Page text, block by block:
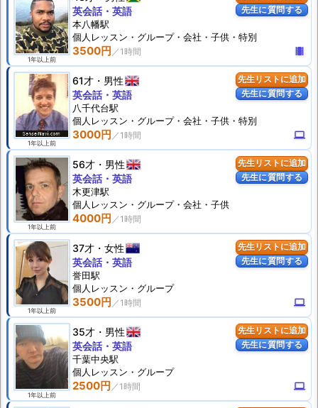
先生に質問する
1年以上前
3500円 theaters
英会話・英語
本八幡駅
個人 レッスン ・グループ・会社・子供・特別
先生リストに追加
先生に質問する
1年以上前
61才 男性
3000円 computer
英会話・英語
八千代台駅
個人 レッスン ・グループ・会社・子供・特別
先生リストに追加
先生に質問する
1年以上前
56才 男性
4000円
英会話・英語
木更津駅
個人 レッスン ・グループ・会社・子供
先生リストに追加
先生に質問する
1年以上前
37才 女性
3500円 computer
英会話・英語
誉田駅
個人 レッスン ・グループ
先生リストに追加
先生に質問する
1年以上前
35才 男性
2500円 computer
英会話・英語
千葉中央駅
個人 レッスン ・グループ